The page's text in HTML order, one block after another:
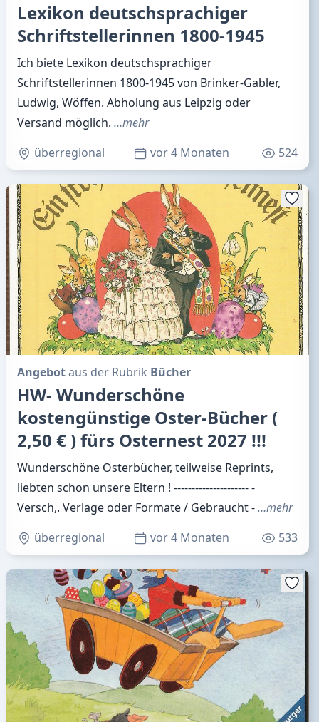
Lexikon deutschsprachiger
Schriftstellerinnen 1800-1945
Ich biete Lexikon deutschsprachiger
Schriftstellerinnen 1800-1945 von Brinker-Gabler,
Ludwig, Wöffen. Abholung aus Leipzig oder
Versand möglich. …mehr
überregional
vor 4 Monaten 524
Angebotaus der Rubrik Bücher
HW- Wunderschöne
kostengünstige Oster-Bücher (
2,50 € ) fürs Osternest 2027 !!!
Wunderschöne Osterbücher, teilweise Reprints,
liebten schon unsere Eltern ! --------------------- -
Versch,. Verlage oder Formate / Gebraucht -…mehr
überregional
vor 4 Monaten 533